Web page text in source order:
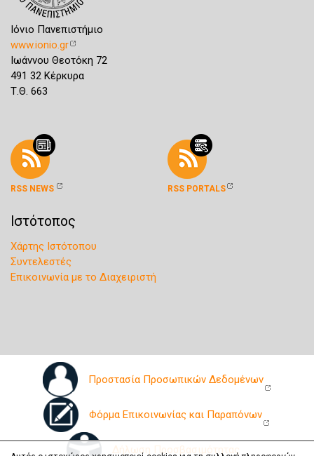
Ιόνιο Πανεπιστήμιο
www.ionio.gr
Ιωάννου Θεοτόκη 72
491 32 Κέρκυρα
Τ.Θ. 663
RSS NEWS RSS PORTALS
Ιστότοπος
Χάρτης Ιστότοπου
Συντελεστές
Επικοινωνία με το Διαχειριστή
Προστασία Προσωπικών Δεδομένων
Φόρμα Επικοινωνίας και Παραπόνων
Δήλωση Προσβασιμότητας